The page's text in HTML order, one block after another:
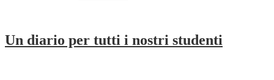
Un diario per tutti i nostri studenti